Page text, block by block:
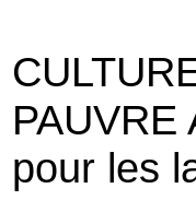
PAUVRE
pour les